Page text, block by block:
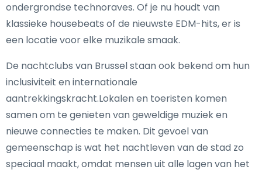
ondergrondse technoraves. Of je nu houdt van
klassieke housebeats of de nieuwste EDM-hits, er is
een locatie voor elke muzikale smaak.
De nachtclubs van Brussel staan ook bekend om hun
inclusiviteit en internationale
aantrekkingskracht.Lokalen en toeristen komen
samen om te genieten van geweldige muziek en
nieuwe connecties te maken. Dit gevoel van
gemeenschap is wat het nachtleven van de stad zo
speciaal maakt, omdat mensen uit alle lagen van het